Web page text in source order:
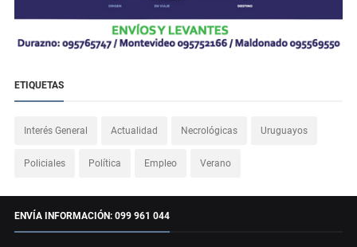
ETIQUETAS
Interés General Actualidad Necrológicas Uruguayos
Policiales Política Empleo Verano
ENVÍA INFORMACIÓN: 099 961 044